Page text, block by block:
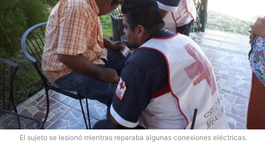
El sujeto se lesionó mientras reparaba algunas conexiones eléctricas.